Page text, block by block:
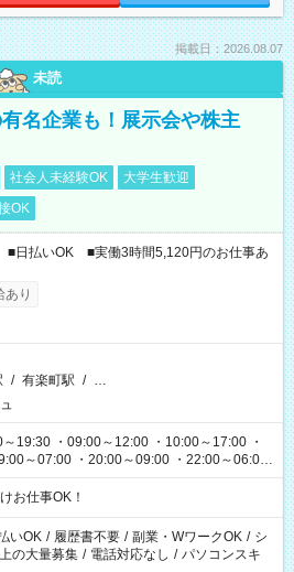
掲載日：2026.08.07
未読
名企業も！展示会や株主
社会人未経験OK
大学生歓迎
OK
日払いOK ■実働3時間5,120円のお仕事あ
あり
/ 有楽町駅 / …
19:30 ・09:00～12:00 ・10:00～17:00 ・
～07:00 ・20:00～09:00 ・22:00～06:00
お仕事OK！
いOK / 履歴書不要 / 副業・WワークOK / シ
の大量募集 / 電話対応なし / パソコンスキ